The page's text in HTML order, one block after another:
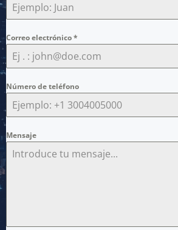
Correo electrónico*
Número de teléfono
Mensaje